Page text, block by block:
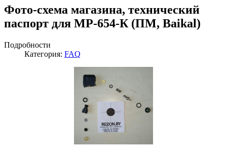
Фото-схема магазина, технический
паспорт для МР-654-К (ПМ, Baikal)
Подробности
Категория: FAQ